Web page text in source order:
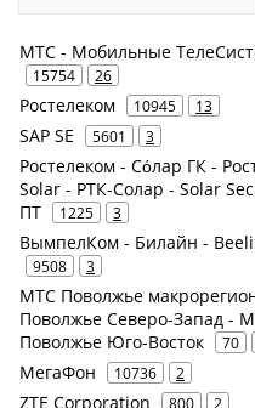
МТС - Мобильные
15754 26
Ростелеком 10945 13
SAP SE 5601 3
Ростелеком - Сόлар ГК -
Solar - РТК-Солар - Solar
ПТ
1225 3
ВымпелКом - Билайн -
9508 3
МТС Поволжье
Поволжье Северо-Запад -
Поволжье Юго-Восток
70
МегаФон 10736 2
ZTE Corporation 800 2